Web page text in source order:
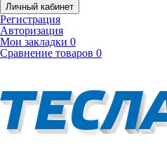
Личный кабинет
Регистрация
Авторизация
Мои закладки 0
Сравнение товаров 0